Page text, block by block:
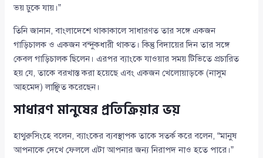
ভয় ঢুকে যায়।”
তিনি জানান, বাংলাদেশে থাকাকালে সাধারণত তার সঙ্গে একজন
গাড়িচালক ও একজন বন্দুকধারী থাকত। কিন্তু বিদায়ের দিন তার সঙ্গে
কেবল গাড়িচালক ছিলেন। এরপর ব্যাংকে যাওয়ার সময় টিভিতে প্রচারিত
হয় যে, তাকে বরখাস্ত করা হয়েছে এবং একজন খেলোয়াড়কে (নাসুম
আহমেদ) লাঞ্ছিত করেছেন।
সাধারণ মানুষের প্রতিক্রিয়ার ভয়
হাথুরুসিংহে বলেন, ব্যাংকের ব্যবস্থাপক তাকে সতর্ক করে বলেন, “মানুষ
আপনাকে দেখে ফেললে এটা আপনার জন্য নিরাপদ নাও হতে পারে।”